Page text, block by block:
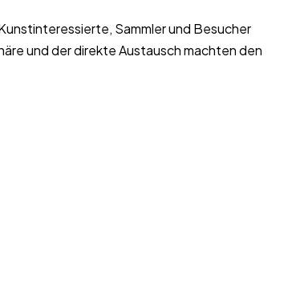
Sammler und Besucher
und der direkte Austausch machten den